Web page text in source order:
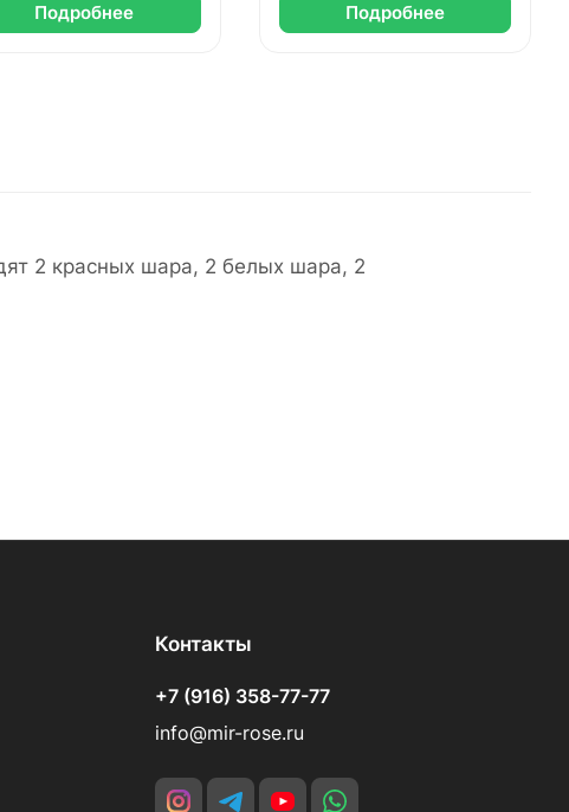
Подробнее Подробнее
2 красных шара, 2 белых шара, 2
Контакты
+7 (916) 358-77-77
info@mir-rose.ru